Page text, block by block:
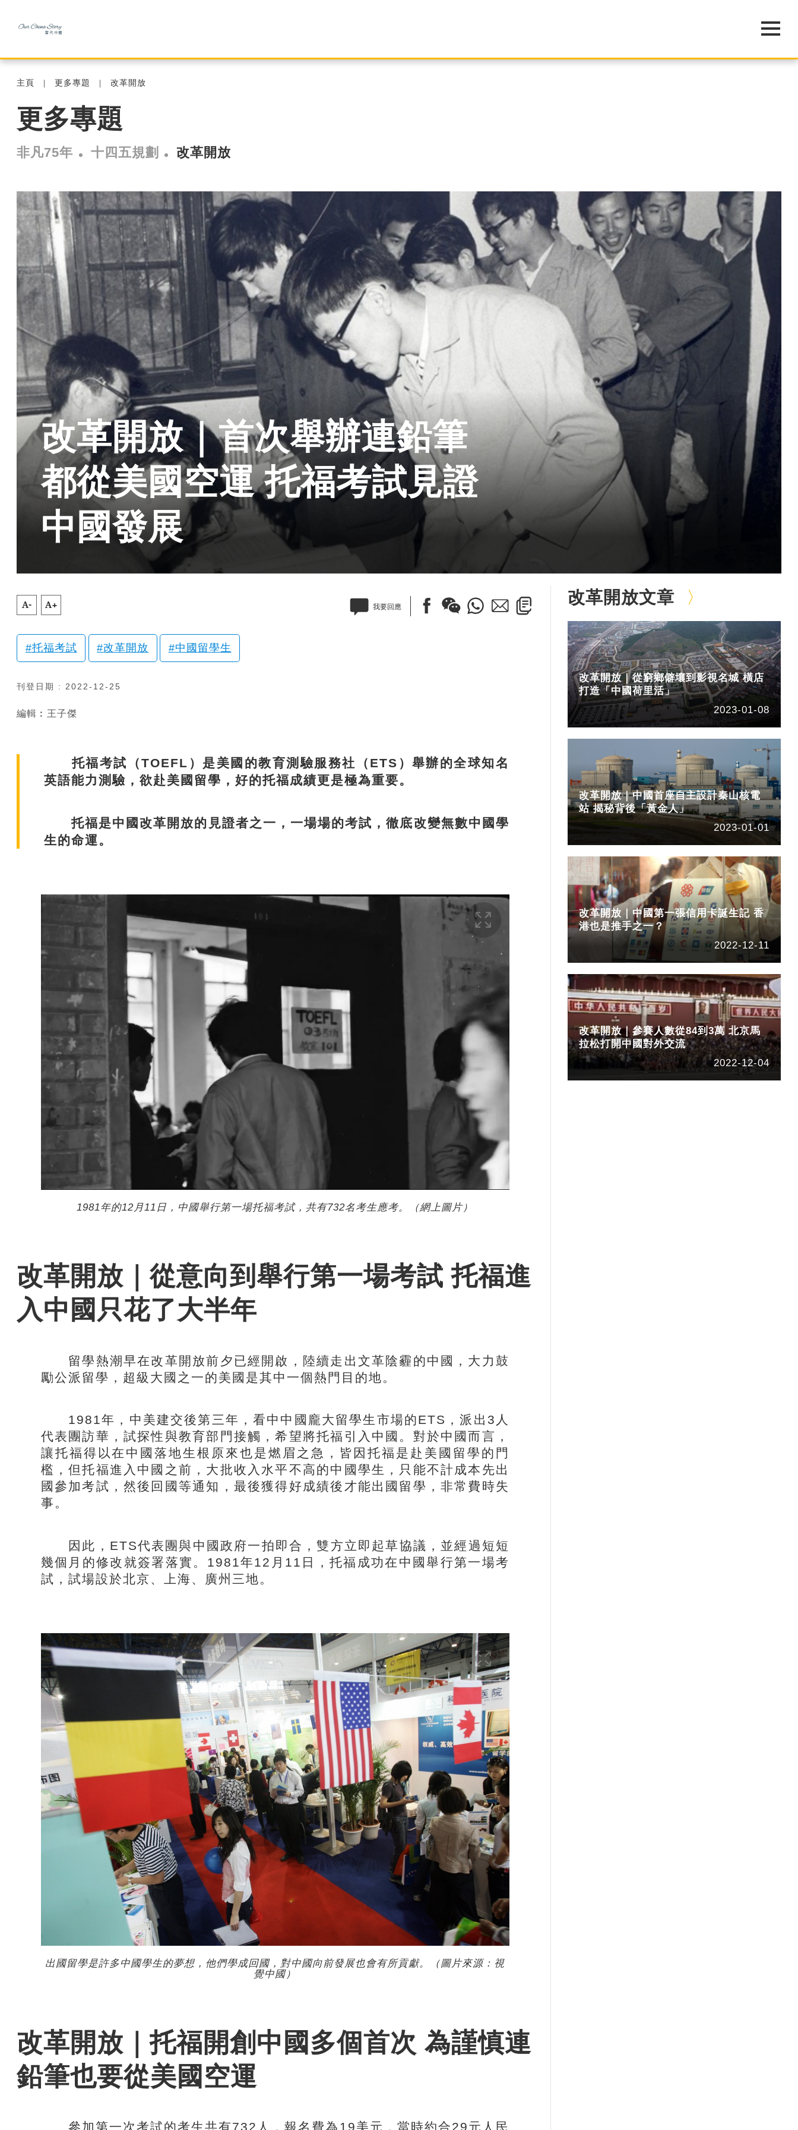
主頁 更多專題 改革開放
更多專題
非凡75年 十四五規劃 改革開放
改革開放｜首次舉辦連鉛筆
都從美國空運 托福考試見證
中國發展
A- A+ 我要回應
托福考試 改革開放 中國留學生
刊登日期 : 2022-12-25
編輯︰王子傑
托福考試（TOEFL）是美國的教育測驗服務社（ETS）舉辦的全球知名
英語能力測驗，欲赴美國留學，好的托福成績更是極為重要。
托福是中國改革開放的見證者之一，一場場的考試，徹底改變無數中國學
生的命運。
1981年的12月11日，中國舉行第一場托福考試，共有732名考生應考。（網上圖片）
改革開放｜從意向到舉行第一場考試 托福進
入中國只花了大半年
留學熱潮早在改革開放前夕已經開啟，陸續走出文革陰霾的中國，大力鼓
勵公派留學，超級大國之一的美國是其中一個熱門目的地。
1981年，中美建交後第三年，看中中國龐大留學生市場的ETS，派出3人
代表團訪華，試探性與教育部門接觸，希望將托福引入中國。對於中國而言，
讓托福得以在中國落地生根原來也是燃眉之急，皆因托福是赴美國留學的門
檻，但托福進入中國之前，大批收入水平不高的中國學生，只能不計成本先出
國參加考試，然後回國等通知，最後獲得好成績後才能出國留學，非常費時失
事。
因此，ETS代表團與中國政府一拍即合，雙方立即起草協議，並經過短短
幾個月的修改就簽署落實。1981年12月11日，托福成功在中國舉行第一場考
試，試場設於北京、上海、廣州三地。
出國留學是許多中國學生的夢想，他們學成回國，對中國向前發展也會有所貢獻。（圖片來源：視
覺中國）
改革開放｜托福開創中國多個首次 為謹慎連
鉛筆也要從美國空運
參加第一次考試的考生共有732人，報名費為19美元，當時約合29元人民
改革開放文章
改革開放｜從窮鄉僻壤到影視名城 橫店
打造「中國荷里活」
2023-01-08
改革開放｜中國首座自主設計秦山核電
站 揭秘背後「黃金人」
2023-01-01
改革開放｜中國第一張信用卡誕生記 香
港也是推手之一？
2022-12-11
改革開放｜參賽人數從84到3萬 北京馬
拉松打開中國對外交流
2022-12-04